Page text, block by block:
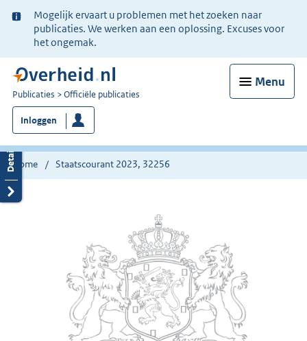
Ter
informatie:
Mogelijk ervaart u problemen met het zoeken naar
publicaties. We werken aan een oplossing. Excuses voor
het ongemak.
Menu
U
bent
nu
hier:
Publicaties Officiële publicaties
Inloggen
Home Staatscourant 2023, 32256